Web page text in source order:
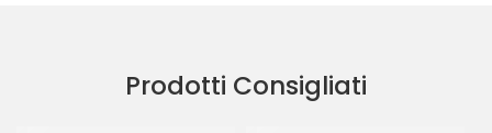
Prodotti Consigliati